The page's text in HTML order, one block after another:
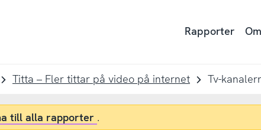
Rapporter Om
Titta – Fler tittar på video på internet Tv-
till alla rapporter .